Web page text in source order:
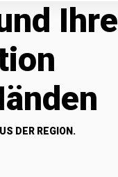
Ihre
DER REGION.